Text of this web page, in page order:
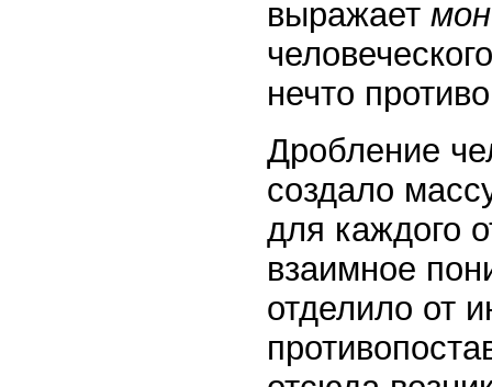
выражает
нечто
Дробление
создало
для каждого
взаимное
отделило от